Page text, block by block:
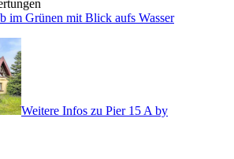
im Grünen mit Blick aufs Wasser
Weitere Infos zu Pier 15 A by